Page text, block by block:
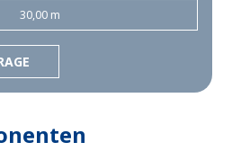
30,00 m